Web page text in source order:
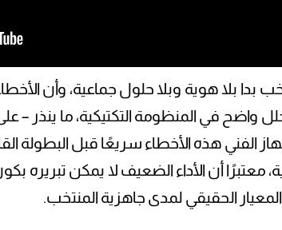
بدا بلا هوية وبلا حلول جماعية، وأن
واضح في المنظومة التكتيكية، ما ينذر
الفني هذه الأخطاء سريعًا قبل البطولة
معتبرًا أن الأداء الضعيف لا يمكن تبريره
الحقيقي لمدى جاهزية المنتخب.